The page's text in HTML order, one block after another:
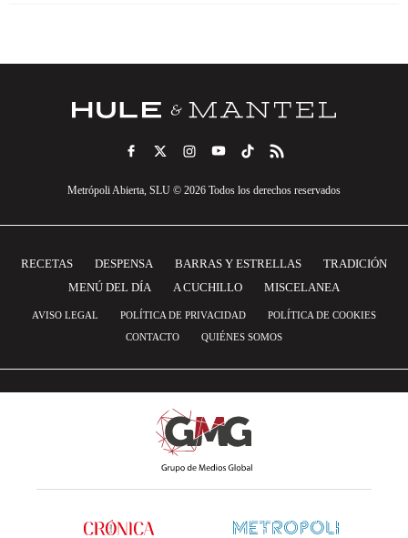
Metrópoli Abierta, SLU © 2026 Todos los derechos reservados
RECETAS DESPENSA BARRAS Y ESTRELLAS
TRADICIÓN
MENÚ DEL DÍA
A CUCHILLO MISCELANEA
AVISO LEGAL POLÍTICA DE PRIVACIDAD
POLÍTICA DE COOKIES
CONTACTO
QUIÉNES SOMOS